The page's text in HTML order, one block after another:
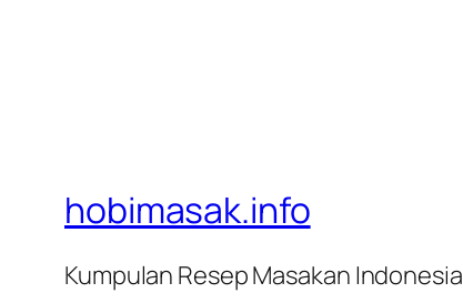
hobimasak.info
Kumpulan Resep Masakan Indonesia